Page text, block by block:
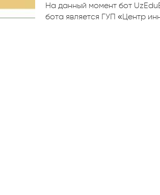
На данный момент бот
бота является ГУП «Центр